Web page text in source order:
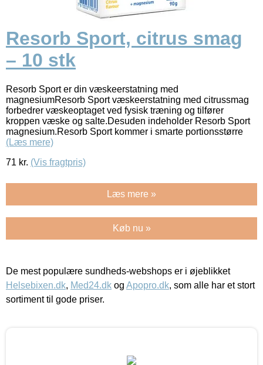
Resorb Sport, citrus smag
– 10 stk
Resorb Sport er din væskeerstatning med
magnesiumResorb Sport væskeerstatning med citrussmag
forbedrer væskeoptaget ved fysisk træning og tilfører
kroppen væske og salte.Desuden indeholder Resorb Sport
magnesium.Resorb Sport kommer i smarte portionsstørre
(Læs mere)
71 kr. (Vis fragtpris)
Læs mere »
Køb nu »
De mest populære sundheds-webshops er i øjeblikket
Helsebixen.dk, Med24.dk og Apopro.dk, som alle har et stort
sortiment til gode priser.